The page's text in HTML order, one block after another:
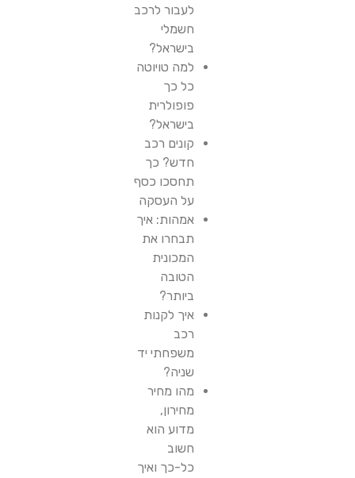
לעבור לרכב
חשמלי
בישראל?
למה טויוטה
כל כך
פופולרית
בישראל?
קונים רכב
חדש? כך
תחסכו כסף
על העסקה
אמהות: איך
תבחרו את
המכונית
הטובה
ביותר?
איך לקנות
רכב
משפחתי יד
שניה?
מהו מחיר
מחירון,
מדוע הוא
חשוב
כל-כך ואיך